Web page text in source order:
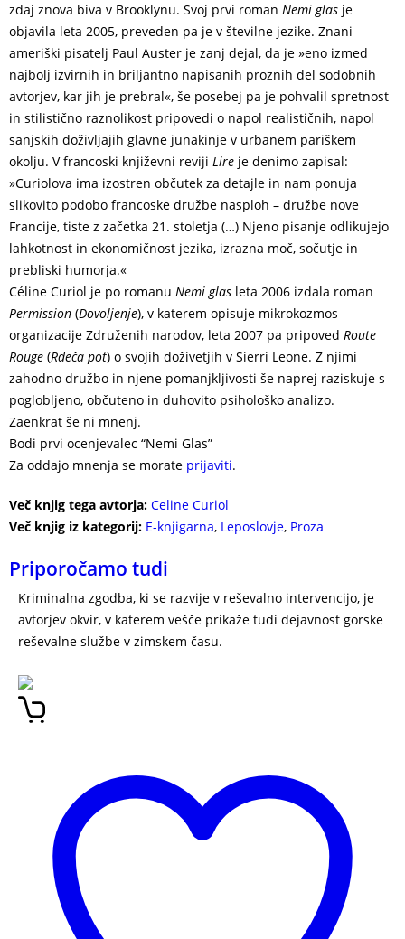
zdaj znova biva v Brooklynu. Svoj prvi roman Nemi glas je
objavila leta 2005, preveden pa je v številne jezike. Znani
ameriški pisatelj Paul Auster je zanj dejal, da je »eno izmed
najbolj izvirnih in briljantno napisanih proznih del sodobnih
avtorjev, kar jih je prebral«, še posebej pa je pohvalil spretnost
in stilistično raznolikost pripovedi o napol realističnih, napol
sanjskih doživljajih glavne junakinje v urbanem pariškem
okolju. V francoski književni reviji Lire je denimo zapisal:
»Curiolova ima izostren občutek za detajle in nam ponuja
slikovito podobo francoske družbe nasploh – družbe nove
Francije, tiste z začetka 21. stoletja (…) Njeno pisanje odlikujejo
lahkotnost in ekonomičnost jezika, izrazna moč, sočutje in
prebliski humorja.«
Céline Curiol je po romanu Nemi glas leta 2006 izdala roman
Permission (Dovoljenje), v katerem opisuje mikrokozmos
organizacije Združenih narodov, leta 2007 pa pripoved Route
Rouge (Rdeča pot) o svojih doživetjih v Sierri Leone. Z njimi
zahodno družbo in njene pomanjkljivosti še naprej raziskuje s
poglobljeno, občuteno in duhovito psihološko analizo.
Zaenkrat še ni mnenj.
Bodi prvi ocenjevalec “Nemi Glas”
Za oddajo mnenja se morate prijaviti.
Več knjig tega avtorja: Celine Curiol
Več knjig iz kategorij: E-knjigarna, Leposlovje, Proza
Priporočamo tudi
Kriminalna zgodba, ki se razvije v reševalno intervencijo, je
avtorjev okvir, v katerem vešče prikaže tudi dejavnost gorske
reševalne službe v zimskem času.